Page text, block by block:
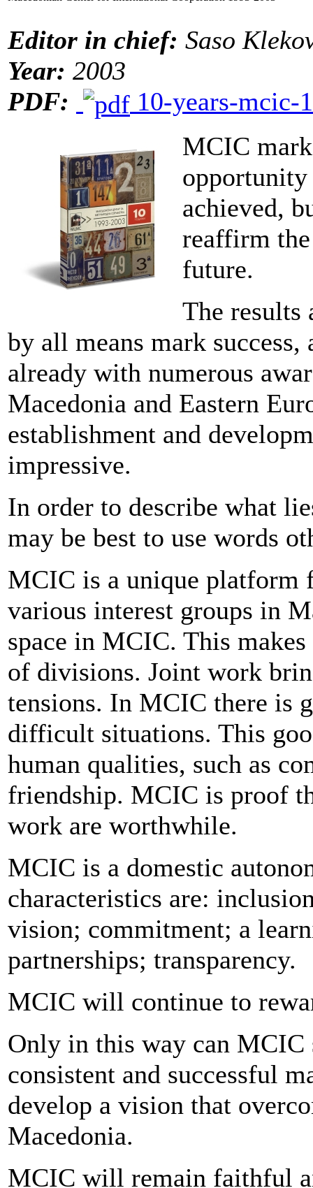
Editor in chief: Saso
Year: 2003
PDF:
10-years-mcic-
MCIC
achieved,
reaffirm
future.
The results
by all means mark success,
already with numerous
Macedonia and Eastern
establishment and
impressive.
In order to describe what
may be best to use words
MCIC is a unique platform
various interest groups in
space in MCIC. This
of divisions. Joint work
tensions. In MCIC there is
difficult situations. This
human qualities, such as
friendship. MCIC is proof
work are worthwhile.
MCIC is a domestic
characteristics are:
vision; commitment; a
partnerships; transparency.
MCIC will continue to
Only in this way can MCIC
consistent and successful
develop a vision that
Macedonia.
MCIC will remain faithful